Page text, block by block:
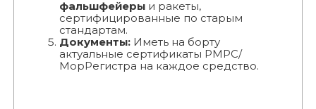
фальшфейерыи ракеты,
сертифицированные по старым
стандартам.
Документы:Иметь на борту
актуальные сертификаты РМРС/
МорРегистра на каждое средство.